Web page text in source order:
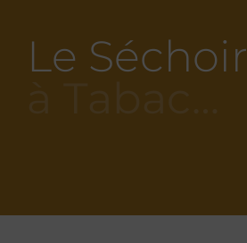
Le Séchoir